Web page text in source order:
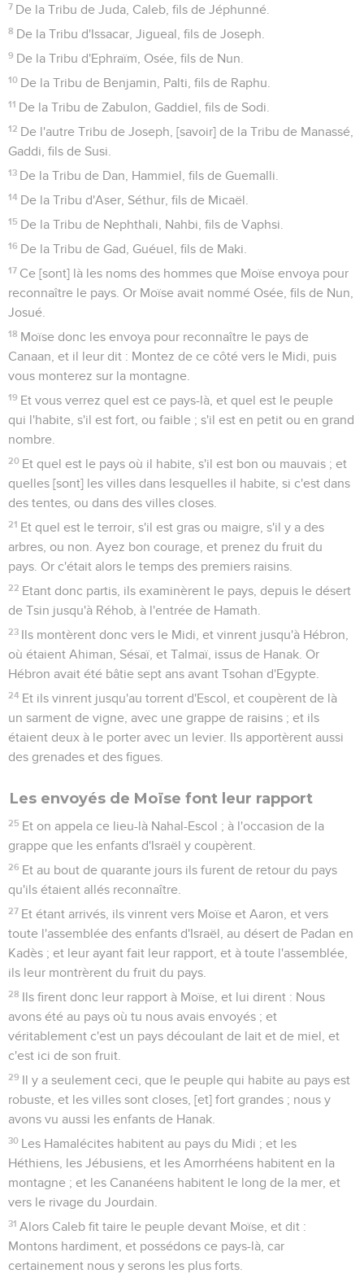
7 De la Tribu de Juda, Caleb, fils de Jéphunné.
8 De la Tribu d'Issacar, Jigueal, fils de Joseph.
9 De la Tribu d'Ephraïm, Osée, fils de Nun.
10 De la Tribu de Benjamin, Palti, fils de Raphu.
11 De la Tribu de Zabulon, Gaddiel, fils de Sodi.
12 De l'autre Tribu de Joseph, [savoir] de la Tribu de Manassé,
Gaddi, fils de Susi.
13 De la Tribu de Dan, Hammiel, fils de Guemalli.
14 De la Tribu d'Aser, Séthur, fils de Micaël.
15 De la Tribu de Nephthali, Nahbi, fils de Vaphsi.
16 De la Tribu de Gad, Guéuel, fils de Maki.
17 Ce [sont] là les noms des hommes que Moïse envoya pour
reconnaître le pays. Or Moïse avait nommé Osée, fils de Nun,
Josué.
18 Moïse donc les envoya pour reconnaître le pays de
Canaan, et il leur dit : Montez de ce côté vers le Midi, puis
vous monterez sur la montagne.
19 Et vous verrez quel est ce pays-là, et quel est le peuple
qui l'habite, s'il est fort, ou faible ; s'il est en petit ou en grand
nombre.
20 Et quel est le pays où il habite, s'il est bon ou mauvais ; et
quelles [sont] les villes dans lesquelles il habite, si c'est dans
des tentes, ou dans des villes closes.
21 Et quel est le terroir, s'il est gras ou maigre, s'il y a des
arbres, ou non. Ayez bon courage, et prenez du fruit du
pays. Or c'était alors le temps des premiers raisins.
22 Etant donc partis, ils examinèrent le pays, depuis le désert
de Tsin jusqu'à Réhob, à l'entrée de Hamath.
23 Ils montèrent donc vers le Midi, et vinrent jusqu'à Hébron,
où étaient Ahiman, Sésaï, et Talmaï, issus de Hanak. Or
Hébron avait été bâtie sept ans avant Tsohan d'Egypte.
24 Et ils vinrent jusqu'au torrent d'Escol, et coupèrent de là
un sarment de vigne, avec une grappe de raisins ; et ils
étaient deux à le porter avec un levier. Ils apportèrent aussi
des grenades et des figues.
Les envoyés de Moïse font leur rapport
25 Et on appela ce lieu-là Nahal-Escol ; à l'occasion de la
grappe que les enfants d'Israël y coupèrent.
26 Et au bout de quarante jours ils furent de retour du pays
qu'ils étaient allés reconnaître.
27 Et étant arrivés, ils vinrent vers Moïse et Aaron, et vers
toute l'assemblée des enfants d'Israël, au désert de Padan en
Kadès ; et leur ayant fait leur rapport, et à toute l'assemblée,
ils leur montrèrent du fruit du pays.
28 Ils firent donc leur rapport à Moïse, et lui dirent : Nous
avons été au pays où tu nous avais envoyés ; et
véritablement c'est un pays découlant de lait et de miel, et
c'est ici de son fruit.
29 Il y a seulement ceci, que le peuple qui habite au pays est
robuste, et les villes sont closes, [et] fort grandes ; nous y
avons vu aussi les enfants de Hanak.
30 Les Hamalécites habitent au pays du Midi ; et les
Héthiens, les Jébusiens, et les Amorrhéens habitent en la
montagne ; et les Cananéens habitent le long de la mer, et
vers le rivage du Jourdain.
31 Alors Caleb fit taire le peuple devant Moïse, et dit :
Montons hardiment, et possédons ce pays-là, car
certainement nous y serons les plus forts.